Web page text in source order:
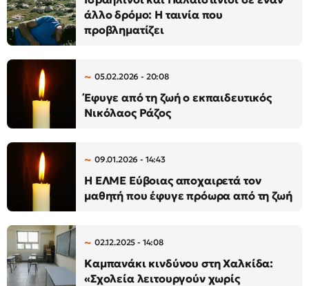
άλλο δρόμο: Η ταινία που
προβληματίζει
05.02.2026 - 20:08
Έφυγε από τη ζωή ο εκπαιδευτικός
Νικόλαος Ράζος
09.01.2026 - 14:43
Η ΕΛΜΕ Εύβοιας αποχαιρετά τον
μαθητή που έφυγε πρόωρα από τη ζωή
02.12.2025 - 14:08
Καμπανάκι κινδύνου στη Χαλκίδα:
«Σχολεία λειτουργούν χωρίς